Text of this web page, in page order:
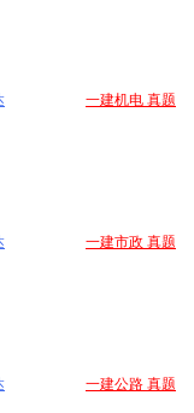
一建机电 真题
一建市政 真题
一建公路 真题